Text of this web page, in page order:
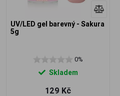
UV/LED gel barevný - Sakura
5g
0%
Skladem
129 Kč